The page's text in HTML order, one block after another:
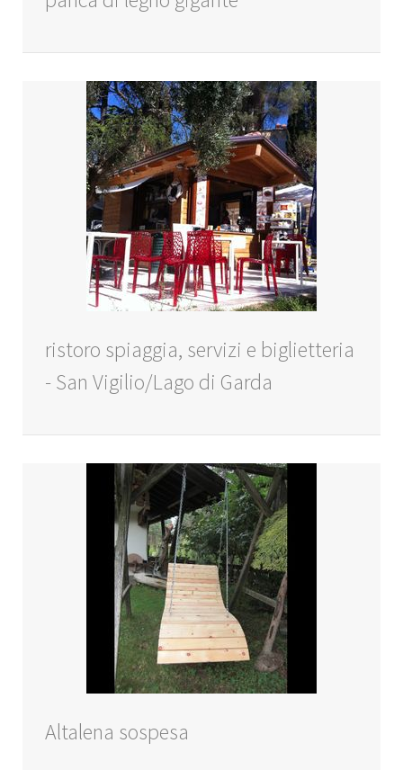
ristoro spiaggia, servizi e biglietteria
- San Vigilio/Lago di Garda
Altalena sospesa